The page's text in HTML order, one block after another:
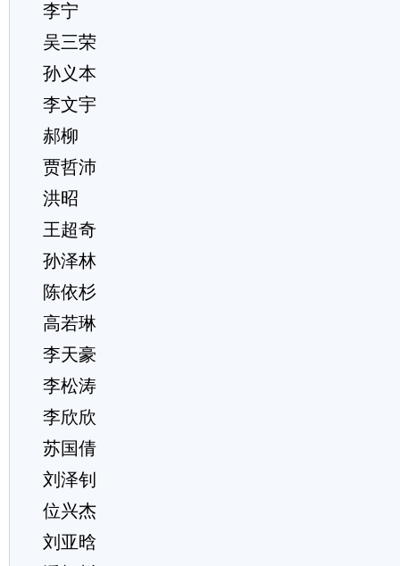
李宁
吴三荣
孙义本
李文宇
郝柳
贾哲沛
洪昭
王超奇
孙泽林
陈依杉
高若琳
李天豪
李松涛
李欣欣
苏国倩
刘泽钊
位兴杰
刘亚晗